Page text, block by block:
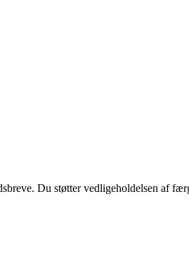
Du støtter vedligeholdelsen af